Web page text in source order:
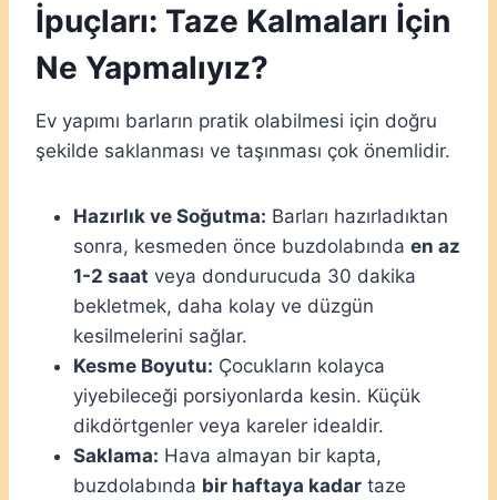
İpuçları: Taze Kalmaları İçin
Ne Yapmalıyız?
Ev yapımı barların pratik olabilmesi için doğru
şekilde saklanması ve taşınması çok önemlidir.
Hazırlık ve Soğutma: Barları hazırladıktan
sonra, kesmeden önce buzdolabında en az
1-2 saat veya dondurucuda 30 dakika
bekletmek, daha kolay ve düzgün
kesilmelerini sağlar.
Kesme Boyutu: Çocukların kolayca
yiyebileceği porsiyonlarda kesin. Küçük
dikdörtgenler veya kareler idealdir.
Saklama: Hava almayan bir kapta,
buzdolabında bir haftaya kadar taze